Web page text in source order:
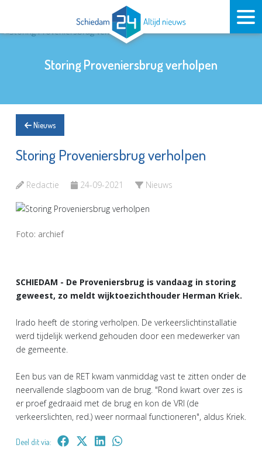
Storing Proveniersbrug verholpen
Nieuws
Storing Proveniersbrug verholpen
Redactie 24-09-2021 Nieuws
Foto: archief
SCHIEDAM - De Proveniersbrug is vandaag in storing
geweest, zo meldt wijktoezichthouder Herman Kriek.
Irado heeft de storing verholpen. De verkeerslichtinstallatie
werd tijdelijk werkend gehouden door een medewerker van
de gemeente.
Een bus van de RET kwam vanmiddag vast te zitten onder de
neervallende slagboom van de brug. "Rond kwart over zes is
er proef gedraaid met de brug en kon de VRI (de
verkeerslichten, red.) weer normaal functioneren", aldus Kriek.
Deel dit via: